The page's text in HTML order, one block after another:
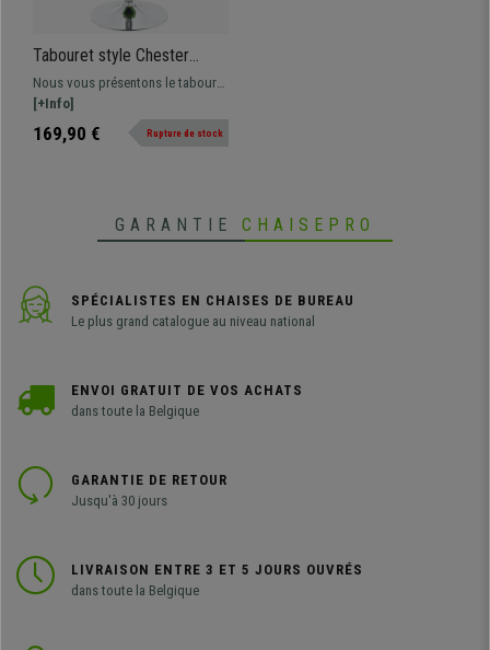
Tabouret style Chester
capitonné BELFAST, Confort
Maximum, Ample et
Nous vous présentons le tabouret
design BELFAST. Un vrai luxe dans
son secteur. Son design
magnifique style Chester
[+Info]
169,90 € Rupture de stock
GARANTIE CHAISEPRO
SPÉCIALISTES EN CHAISES DE BUREAU
Le plus grand catalogue au niveau national
ENVOI GRATUIT DE VOS ACHATS
dans toute la Belgique
GARANTIE DE RETOUR
Jusqu'à 30 jours
LIVRAISON ENTRE 3 ET 5 JOURS OUVRÉS
dans toute la Belgique